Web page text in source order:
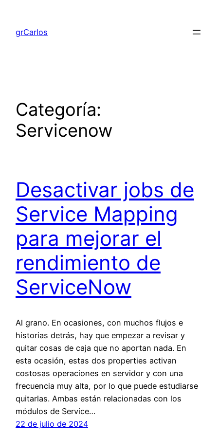
contenido
grCarlos
Categoría:
Servicenow
Desactivar jobs de
Service Mapping
para mejorar el
rendimiento de
ServiceNow
Al grano. En ocasiones, con muchos flujos e
historias detrás, hay que empezar a revisar y
quitar cosas de caja que no aportan nada. En
esta ocasión, estas dos properties activan
costosas operaciones en servidor y con una
frecuencia muy alta, por lo que puede estudiarse
quitarlas. Ambas están relacionadas con los
módulos de Service…
22 de julio de 2024